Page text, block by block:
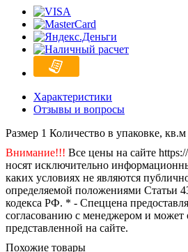
Характеристики
Отзывы и вопросы
Размер 1 Количество в упаковке, кв.м
Внимание!!! Все цены на сайте
носят исключительно
каких условиях не являются
определяемой положениями Статьи
кодекса РФ. * - Спеццена
согласованию с менеджером и может
представленной на сайте.
Похожие товары